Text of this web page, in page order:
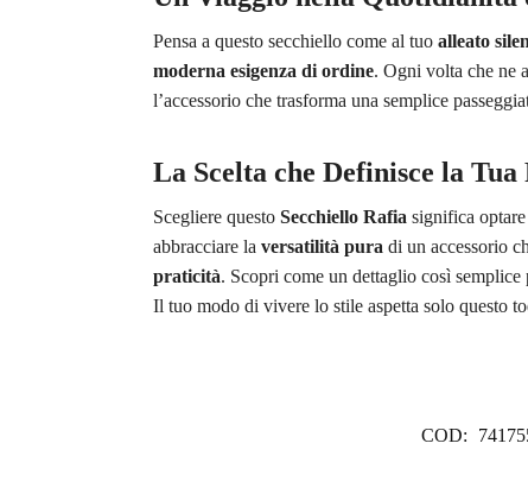
Pensa a questo secchiello come al tuo alleato
moderna esigenza di ordine. Ogni volta che ne
l’accessorio che trasforma una semplice
La Scelta che Definisce la Tua
Scegliere questo Secchiello Rafia significa
abbracciare la versatilità pura di un accessorio
praticità. Scopri come un dettaglio così
Il tuo modo di vivere lo stile aspetta solo questo
COD: